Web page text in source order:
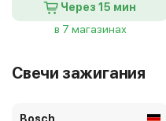
Через 15 мин
в 7 магазинах
Свечи зажигания